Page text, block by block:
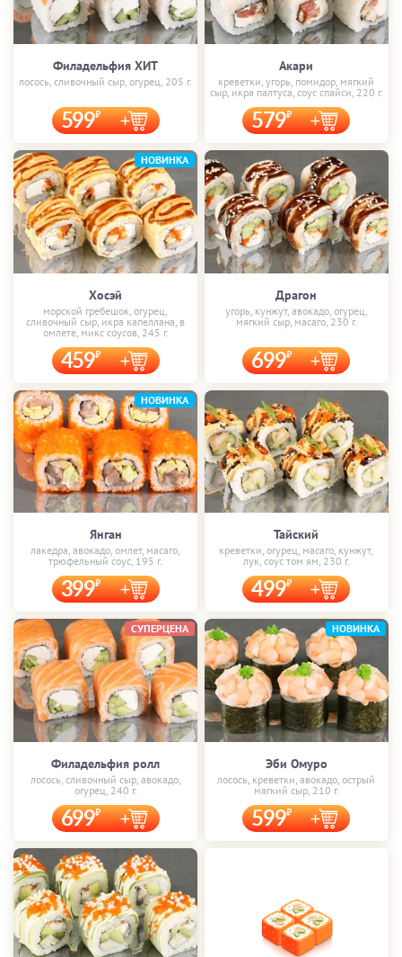
Филадельфия ХИТ
лосось, сливочный сыр, огурец, 205 г.
599
Акари
креветки, угорь, помидор, мягкий
сыр, икра палтуса, соус спайси, 220 г.
579
Хосэй
морской гребешок, огурец,
сливочный сыр, икра капеллана, в
омлете, микс соусов, 245 г.
459
НОВИНКА
Драгон
угорь, кунжут, авокадо, огурец,
мягкий сыр, масаго, 230 г.
699
Янган
лакедра, авокадо, омлет, масаго,
трюфельный соус, 195 г.
399
НОВИНКА
Тайский
креветки, огурец, масаго, кунжут,
лук, соус том ям, 230 г.
499
Филадельфия ролл
лосось, сливочный сыр, авокадо,
огурец, 240 г.
699
СУПЕРЦЕНА
Эби Омуро
лосось, креветки, авокадо, острый
мягкий сыр, 210 г.
599
НОВИНКА